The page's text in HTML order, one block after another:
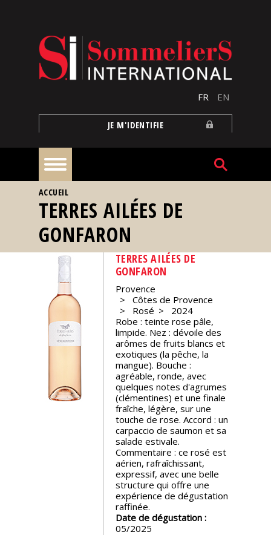
FR EN
JE M'IDENTIFIE
À
la
une
Reportages
Nos
événements
Spiritueux
de
dégustation
VOUS ÊTES ICI
ACCUEIL
TERRES AILÉES DE
GONFARON
TERRES AILÉES DE
GONFARON
Provence
Côtes de Provence
Rosé
2024
Robe : teinte rose pâle,
limpide. Nez : dévoile des
arômes de fruits blancs et
exotiques (la pêche, la
mangue). Bouche :
agréable, ronde, avec
quelques notes d'agrumes
(clémentines) et une finale
fraîche, légère, sur une
touche de rose. Accord : un
carpaccio de saumon et sa
salade estivale.
Commentaire : ce rosé est
aérien, rafraîchissant,
expressif, avec une belle
structure qui offre une
expérience de dégustation
raffinée.
Date de dégustation :
05/2025